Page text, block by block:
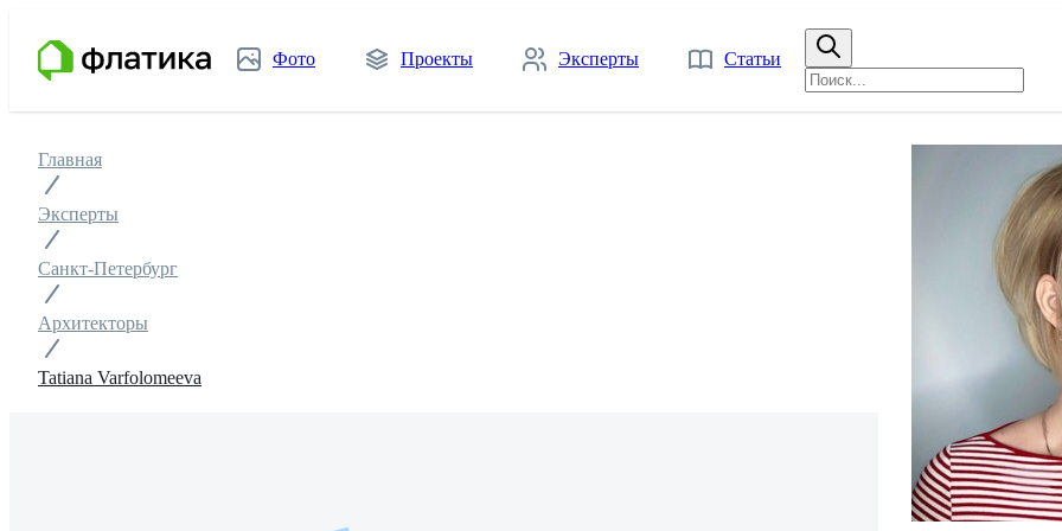
Фото Проекты Эксперты Статьи
Главная
Эксперты
Санкт-Петербург
Архитекторы
Tatiana Varfolomeeva